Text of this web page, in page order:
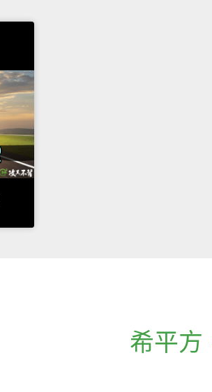
希平方